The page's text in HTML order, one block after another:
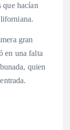
que hacían
gran
en una falta
quien